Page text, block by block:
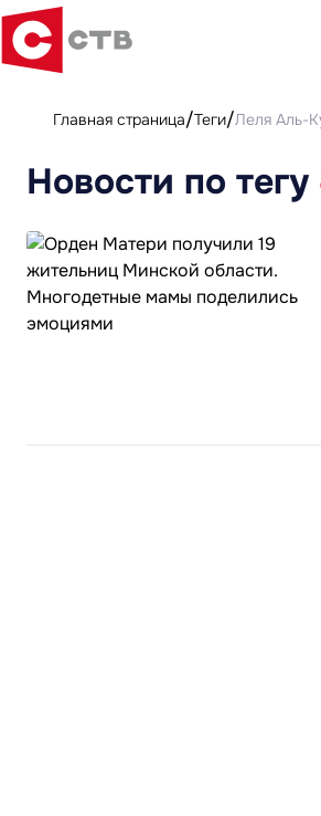
Главная страница Теги Леля Аль-
Новости по тегу